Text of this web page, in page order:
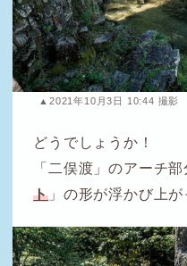
▲2021年10月3日 10:44 撮影
どうでしょうか！
「二俣渡」のアーチ
ト 」の形が浮かび上が